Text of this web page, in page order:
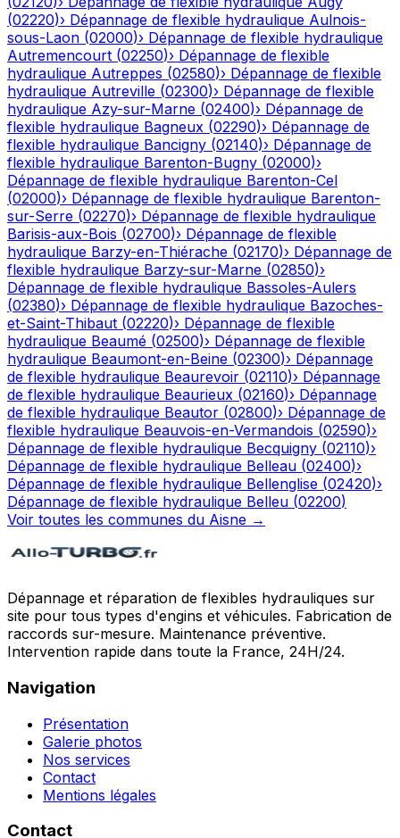
(02220)› Dépannage de flexible hydraulique Aulnois-
sous-Laon (02000)› Dépannage de flexible hydraulique
Autremencourt (02250)› Dépannage de flexible
hydraulique Autreppes (02580)› Dépannage de flexible
hydraulique Autreville (02300)› Dépannage de flexible
hydraulique Azy-sur-Marne (02400)› Dépannage de
flexible hydraulique Bagneux (02290)› Dépannage de
flexible hydraulique Bancigny (02140)› Dépannage de
flexible hydraulique Barenton-Bugny (02000)›
Dépannage de flexible hydraulique Barenton-Cel
(02000)› Dépannage de flexible hydraulique Barenton-
sur-Serre (02270)› Dépannage de flexible hydraulique
Barisis-aux-Bois (02700)› Dépannage de flexible
hydraulique Barzy-en-Thiérache (02170)› Dépannage de
flexible hydraulique Barzy-sur-Marne (02850)›
Dépannage de flexible hydraulique Bassoles-Aulers
(02380)› Dépannage de flexible hydraulique Bazoches-
et-Saint-Thibaut (02220)› Dépannage de flexible
hydraulique Beaumé (02500)› Dépannage de flexible
hydraulique Beaumont-en-Beine (02300)› Dépannage
de flexible hydraulique Beaurevoir (02110)› Dépannage
de flexible hydraulique Beaurieux (02160)› Dépannage
de flexible hydraulique Beautor (02800)› Dépannage de
flexible hydraulique Beauvois-en-Vermandois (02590)›
Dépannage de flexible hydraulique Becquigny (02110)›
Dépannage de flexible hydraulique Belleau (02400)›
Dépannage de flexible hydraulique Bellenglise (02420)›
Dépannage de flexible hydraulique Belleu (02200)
Voir toutes les communes du Aisne →
Dépannage et réparation de flexibles hydrauliques sur
site pour tous types d'engins et véhicules. Fabrication de
raccords sur-mesure. Maintenance préventive.
Intervention rapide dans toute la France, 24H/24.
Navigation
Présentation
Galerie photos
Nos services
Contact
Mentions légales
Contact